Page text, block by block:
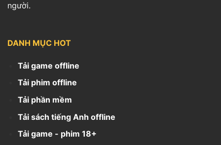
người.
DANH MỤC HOT
Tải game offline
Tải phim offline
Tải phần mềm
Tải sách tiếng Anh offline
Tải game - phim 18+